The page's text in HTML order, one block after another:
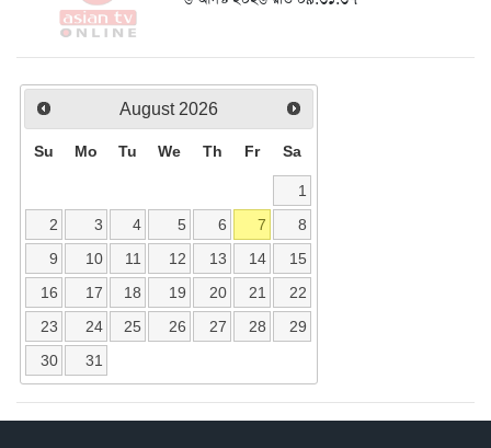
August 2026
Su Mo Tu We Th Fr Sa
1
2
3 4 5 6 7
8
9
10 11 12 13 14
15
16
17 18 19 20 21
22
23
24 25 26 27 28
29
30
31